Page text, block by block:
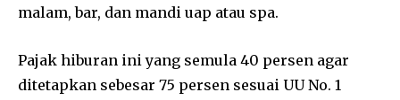
malam, bar, dan mandi uap atau spa.
Pajak hiburan ini yang semula 40 persen agar
ditetapkan sebesar 75 persen sesuai UU No. 1